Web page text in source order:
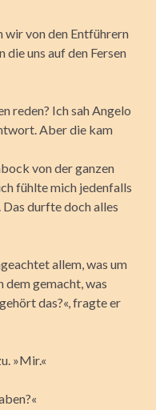
wir von den Entführern
uns auf den Fersen
reden? Ich sah Angelo
Aber die kam
von der ganzen
fühlte mich jedenfalls
durfte doch alles
allem, was um
dem gemacht, was
das?«, fragte er
»Mir.«